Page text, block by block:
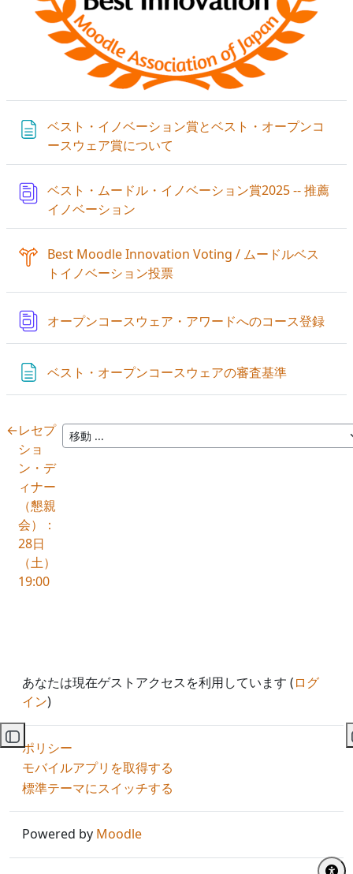
コースインデックスを開く
ベスト・イノベーション賞とベスト・オープンコ
ースウェア賞について
ベスト・ムードル・イノベーション賞2025 -- 推薦
イノベーション
Best Moodle Innovation Voting / ムードルベス
トイノベーション投票
オープンコースウェア・アワードへのコース登録デー
ベスト・オープンコースウェアの審査基準ページ
←レセプ
ショ
ン・デ
ィナー
（懇親
会）：
28日
（土）
19:00
あなたは現在ゲストアクセスを利用しています (ログ
イン)
ポリシー
モバイルアプリを取得する
標準テーマにスイッチする
Powered by Moodle